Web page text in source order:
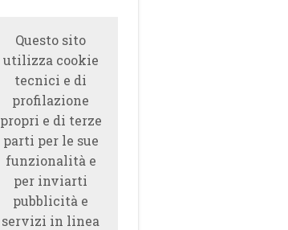
Questo sito
utilizza cookie
tecnici e di
profilazione
propri e di terze
parti per le sue
funzionalità e
per inviarti
pubblicità e
servizi in linea